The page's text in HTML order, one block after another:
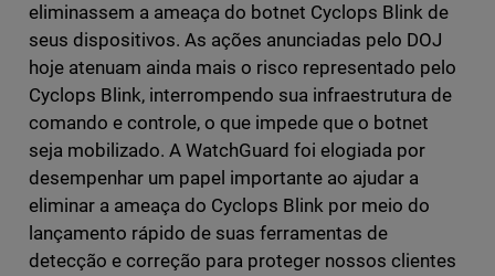
eliminassem a ameaça do botnet Cyclops Blink de
seus dispositivos. As ações anunciadas pelo DOJ
hoje atenuam ainda mais o risco representado pelo
Cyclops Blink, interrompendo sua infraestrutura de
comando e controle, o que impede que o botnet
seja mobilizado. A WatchGuard foi elogiada por
desempenhar um papel importante ao ajudar a
eliminar a ameaça do Cyclops Blink por meio do
lançamento rápido de suas ferramentas de
detecção e correção para proteger nossos clientes